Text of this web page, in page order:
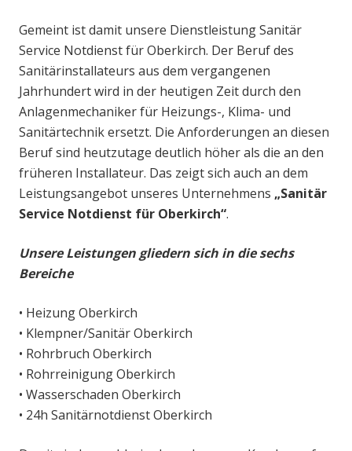
Gemeint ist damit unsere Dienstleistung Sanitär
Service Notdienst für Oberkirch. Der Beruf des
Sanitärinstallateurs aus dem vergangenen
Jahrhundert wird in der heutigen Zeit durch den
Anlagenmechaniker für Heizungs-, Klima- und
Sanitärtechnik ersetzt. Die Anforderungen an diesen
Beruf sind heutzutage deutlich höher als die an den
früheren Installateur. Das zeigt sich auch an dem
Leistungsangebot unseres Unternehmens „Sanitär
Service Notdienst für Oberkirch“.
Unsere Leistungen gliedern sich in die sechs
Bereiche
• Heizung Oberkirch
• Klempner/Sanitär Oberkirch
• Rohrbruch Oberkirch
• Rohrreinigung Oberkirch
• Wasserschaden Oberkirch
• 24h Sanitärnotdienst Oberkirch